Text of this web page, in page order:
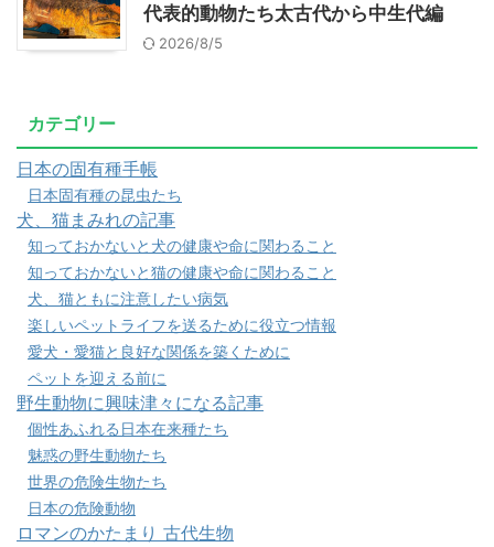
代表的動物たち太古代から中生代編
2026/8/5
カテゴリー
日本の固有種手帳
日本固有種の昆虫たち
犬、猫まみれの記事
知っておかないと犬の健康や命に関わること
知っておかないと猫の健康や命に関わること
犬、猫ともに注意したい病気
楽しいペットライフを送るために役立つ情報
愛犬・愛猫と良好な関係を築くために
ペットを迎える前に
野生動物に興味津々になる記事
個性あふれる日本在来種たち
魅惑の野生動物たち
世界の危険生物たち
日本の危険動物
ロマンのかたまり 古代生物